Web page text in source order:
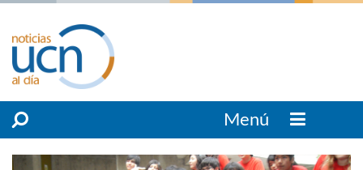
Menú